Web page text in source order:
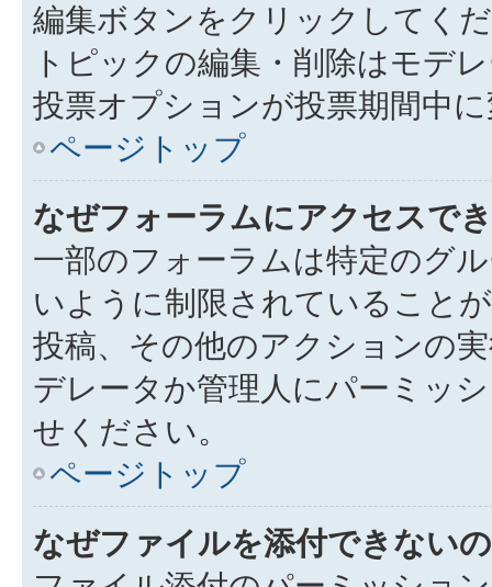
編集ボタンをクリックしてく
トピックの編集・削除はモデ
投票オプションが投票期間中
ページトップ
なぜフォーラムにアクセスで
一部のフォーラムは特定のグ
いように制限されていること
投稿、その他のアクションの
デレータか管理人にパーミッ
せください。
ページトップ
なぜファイルを添付できない